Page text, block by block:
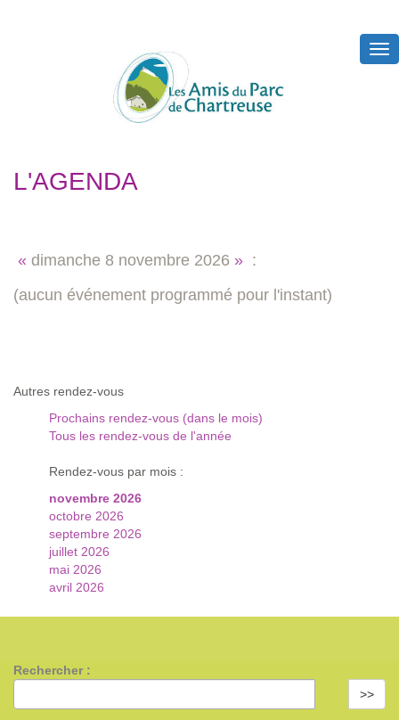
L'AGENDA
« dimanche 8 novembre 2026 » :
(aucun événement programmé pour l'instant)
Autres rendez-vous
Prochains rendez-vous (dans le mois)
Tous les rendez-vous de l'année
Rendez-vous par mois :
novembre 2026
octobre 2026
septembre 2026
juillet 2026
mai 2026
avril 2026
Rechercher :
>>